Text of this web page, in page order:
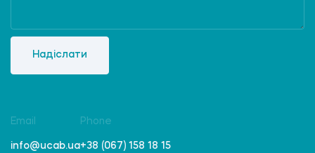
Надіслати
Email
info@ucab.ua
Phone
+38 (067) 158 18 15